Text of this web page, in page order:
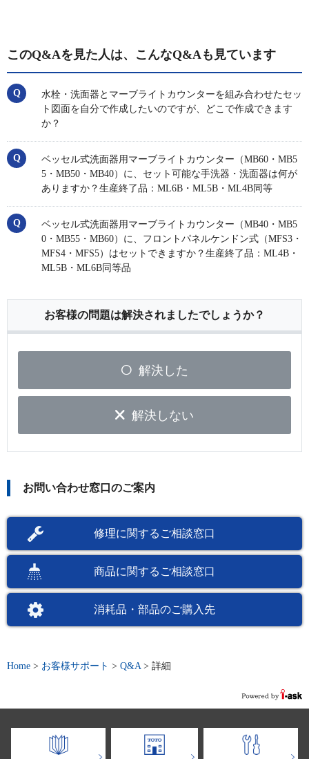
このQ&Aを見た人は、こんなQ&Aも見ています
水栓・洗面器とマーブライトカウンターを組み合わせたセッ
ト図面を自分で作成したいのですが、どこで作成できます
か？
ベッセル式洗面器用マーブライトカウンター（MB60・MB5
5・MB50・MB40）に、セット可能な手洗器・洗面器は何が
ありますか？生産終了品：ML6B・ML5B・ML4B同等
ベッセル式洗面器用マーブライトカウンター（MB40・MB5
0・MB55・MB60）に、フロントパネルケンドン式（MFS3・
MFS4・MFS5）はセットできますか？生産終了品：ML4B・
ML5B・ML6B同等品
お客様の問題は解決されましたでしょうか？
解決した
解決しない
お問い合わせ窓口のご案内
修理に関するご相談窓口
商品に関するご相談窓口
消耗品・部品のご購入先
Home > お客様サポート > Q&A > 詳細